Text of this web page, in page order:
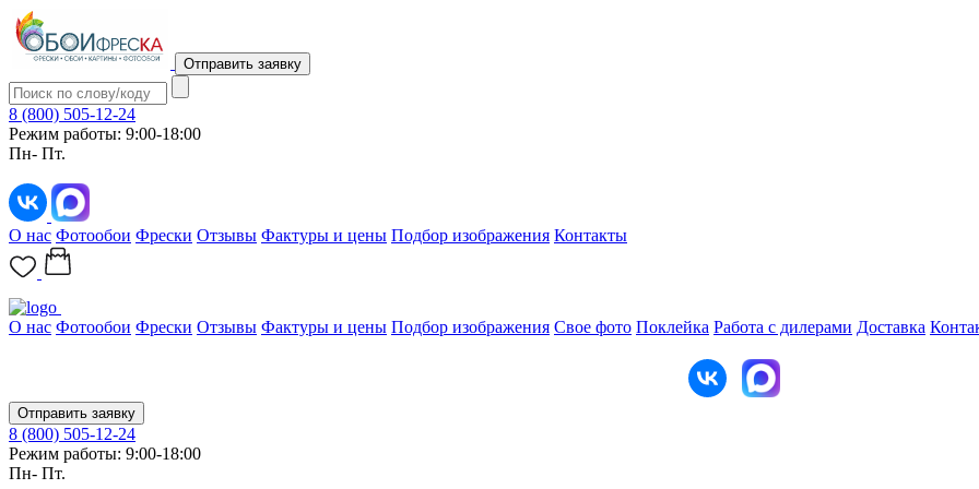
Отправить заявку
8 (800) 505-12-24
Режим работы: 9:00-18:00
Пн- Пт.
О нас Фотообои Фрески Отзывы Фактуры и цены Подбор изображения Контакты
О нас Фотообои Фрески Отзывы Фактуры и цены Подбор изображения Свое фото Поклейка Работа с дилерами Доставка
Отправить заявку
8 (800) 505-12-24
Режим работы: 9:00-18:00
Пн- Пт.